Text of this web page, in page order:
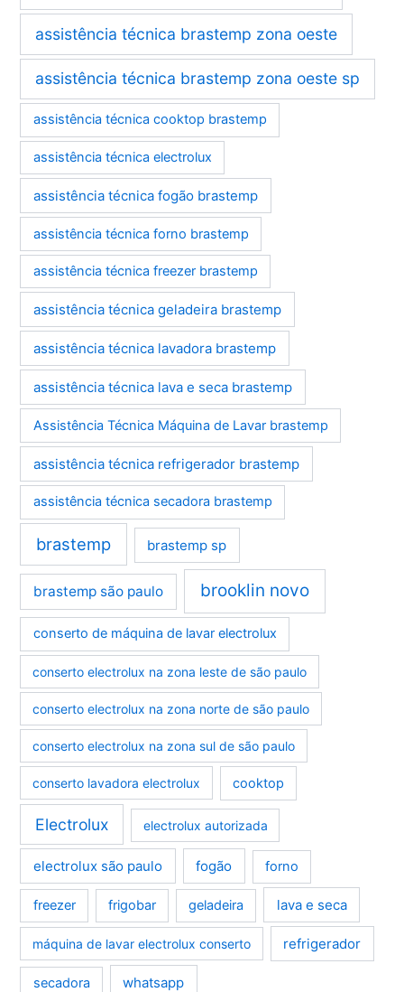
assistência técnica brastemp zona oeste
assistência técnica brastemp zona oeste sp
assistência técnica cooktop brastemp
assistência técnica electrolux
assistência técnica fogão brastemp
assistência técnica forno brastemp
assistência técnica freezer brastemp
assistência técnica geladeira brastemp
assistência técnica lavadora brastemp
assistência técnica lava e seca brastemp
Assistência Técnica Máquina de Lavar brastemp
assistência técnica refrigerador brastemp
assistência técnica secadora brastemp
brastemp brastemp sp
brastemp são paulo brooklin novo
conserto de máquina de lavar electrolux
conserto electrolux na zona leste de são paulo
conserto electrolux na zona norte de são paulo
conserto electrolux na zona sul de são paulo
conserto lavadora electrolux cooktop
Electrolux electrolux autorizada
electrolux são paulo fogão forno
freezer frigobar geladeira lava e seca
máquina de lavar electrolux conserto refrigerador
secadora whatsapp